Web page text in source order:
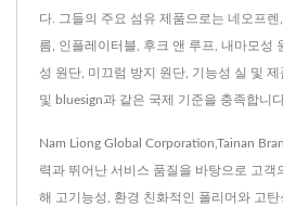
다. 그들의 주요 섬유 제품으로는 네오프
름, 인플레이터블, 후크 앤 루프, 내마모성
성 원단, 미끄럼 방지 원단, 기능성 실 및
및 bluesign과 같은 국제 기준을 충족합니
Nam Liong Global Corporation,Tainan
력과 뛰어난 서비스 품질을 바탕으로 고객
해 고기능성, 환경 친화적인 폴리머와 고